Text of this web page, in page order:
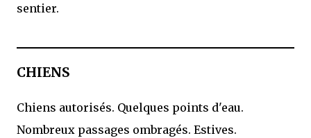
sentier.
CHIENS
Chiens autorisés. Quelques points d'eau.
Nombreux passages ombragés. Estives.